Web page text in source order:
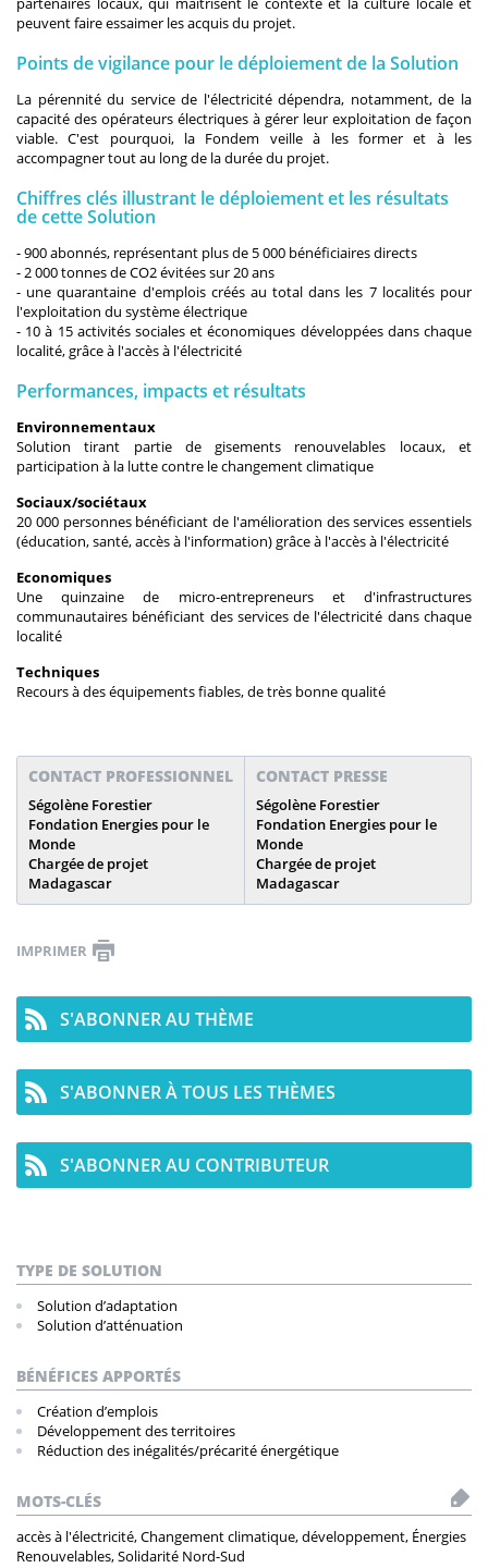
peuvent faire essaimer les acquis du projet.
Points de vigilance pour le déploiement de la Solution
La pérennité du service de l'électricité dépendra, notamment, de la
capacité des opérateurs électriques à gérer leur exploitation de façon
viable. C'est pourquoi, la Fondem veille à les former et à les
accompagner tout au long de la durée du projet.
Chiffres clés illustrant le déploiement et les résultats
de cette Solution
- 900 abonnés, représentant plus de 5 000 bénéficiaires directs
- 2 000 tonnes de CO2 évitées sur 20 ans
- une quarantaine d'emplois créés au total dans les 7 localités pour
l'exploitation du système électrique
- 10 à 15 activités sociales et économiques développées dans chaque
localité, grâce à l'accès à l'électricité
Performances, impacts et résultats
Environnementaux
Solution tirant partie de gisements renouvelables locaux, et
participation à la lutte contre le changement climatique
Sociaux/sociétaux
20 000 personnes bénéficiant de l'amélioration des services essentiels
(éducation, santé, accès à l'information) grâce à l'accès à l'électricité
Economiques
Une quinzaine de micro-entrepreneurs et d'infrastructures
communautaires bénéficiant des services de l'électricité dans chaque
localité
Techniques
Recours à des équipements fiables, de très bonne qualité
CONTACT PROFESSIONNEL
Ségolène Forestier
Fondation Energies pour le
Monde
Chargée de projet
Madagascar
CONTACT PRESSE
Ségolène Forestier
Fondation Energies pour le
Monde
Chargée de projet
Madagascar
IMPRIMER
S'ABONNER AU THÈME
S'ABONNER À TOUS LES THÈMES
S'ABONNER AU CONTRIBUTEUR
TYPE DE SOLUTION
Solution d’adaptation
Solution d’atténuation
BÉNÉFICES APPORTÉS
Création d’emplois
Développement des territoires
Réduction des inégalités/précarité énergétique
MOTS-CLÉS
accès à l'électricité, Changement climatique, développement, Énergies
Renouvelables, Solidarité Nord-Sud